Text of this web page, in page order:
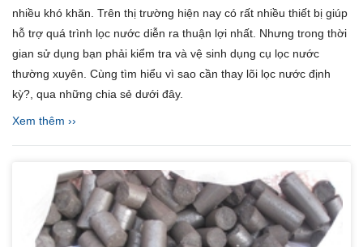
nhiều khó khăn. Trên thị trường hiện nay có rất nhiều thiết bị giúp
hỗ trợ quá trình lọc nước diễn ra thuận lợi nhất. Nhưng trong thời
gian sử dụng bạn phải kiểm tra và vệ sinh dụng cụ lọc nước
thường xuyên. Cùng tìm hiểu vì sao cần thay lõi lọc nước định
kỳ?, qua những chia sẻ dưới đây.
Xem thêm ››